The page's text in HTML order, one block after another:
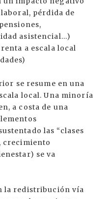
pérdida de
asistencial...)
a escala local
se resume en una
local. Una minoría
a costa de una
las “clases
crecimiento
se va
la redistribución vía